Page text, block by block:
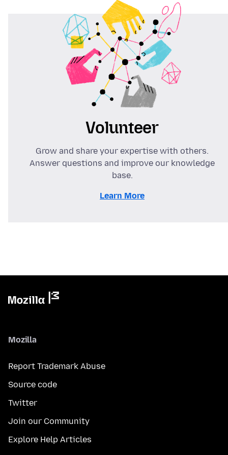
Volunteer
Grow and share your expertise with others.
Answer questions and improve our knowledge
base.
Learn More
Mozilla
Report Trademark Abuse
Source code
Twitter
Join our Community
Explore Help Articles